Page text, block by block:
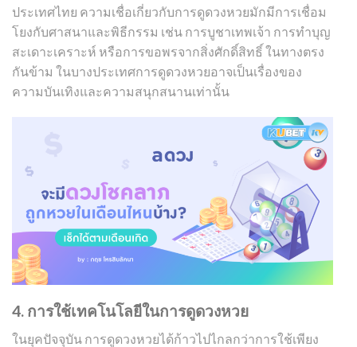
ประเทศไทย ความเชื่อเกี่ยวกับการดูดวงหวยมักมีการเชื่อม
โยงกับศาสนาและพิธีกรรม เช่น การบูชาเทพเจ้า การทำบุญ
สะเดาะเคราะห์ หรือการขอพรจากสิ่งศักดิ์สิทธิ์ ในทางตรง
กันข้าม ในบางประเทศการดูดวงหวยอาจเป็นเรื่องของ
ความบันเทิงและความสนุกสนานเท่านั้น
4. การใช้เทคโนโลยีในการดูดวงหวย
ในยุคปัจจุบัน การดูดวงหวยได้ก้าวไปไกลกว่าการใช้เพียง